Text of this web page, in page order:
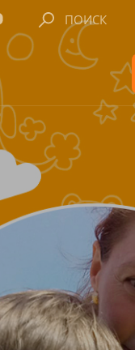
ПОИСК